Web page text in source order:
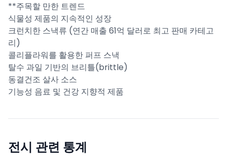
**주목할 만한 트렌드
식물성 제품의 지속적인 성장
크런치한 스낵류 (연간 매출 61억 달러로 최고 판매 카테고
리)
콜리플라워를 활용한 퍼프 스낵
탈수 과일 기반의 브리틀(brittle)
동결건조 살사 소스
기능성 음료 및 건강 지향적 제품
전시 관련 통계